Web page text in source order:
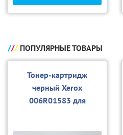
ПОПУЛЯРНЫЕ ТОВАРЫ
Тонер-картридж
черный Xerox
006R01583 для